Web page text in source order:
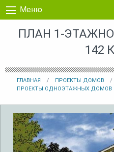
Перейти к контенту
Меню
ПЛАН 1-
142
ГЛАВНАЯ
ПРОЕКТЫ ДОМОВ
ПРОЕКТЫ ОДНОЭТАЖНЫХ ДОМОВ